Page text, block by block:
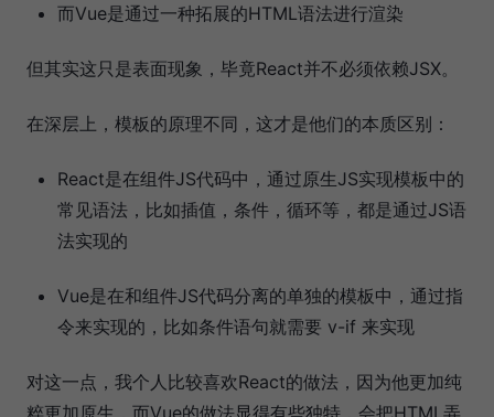
而Vue是通过一种拓展的HTML语法进行渲染
但其实这只是表面现象，毕竟React并不必须依赖JSX。
在深层上，模板的原理不同，这才是他们的本质区别：
React是在组件JS代码中，通过原生JS实现模板中的
常见语法，比如插值，条件，循环等，都是通过JS语
法实现的
Vue是在和组件JS代码分离的单独的模板中，通过指
令来实现的，比如条件语句就需要 v-if 来实现
对这一点，我个人比较喜欢React的做法，因为他更加纯
粹更加原生，而Vue的做法显得有些独特，会把HTML弄